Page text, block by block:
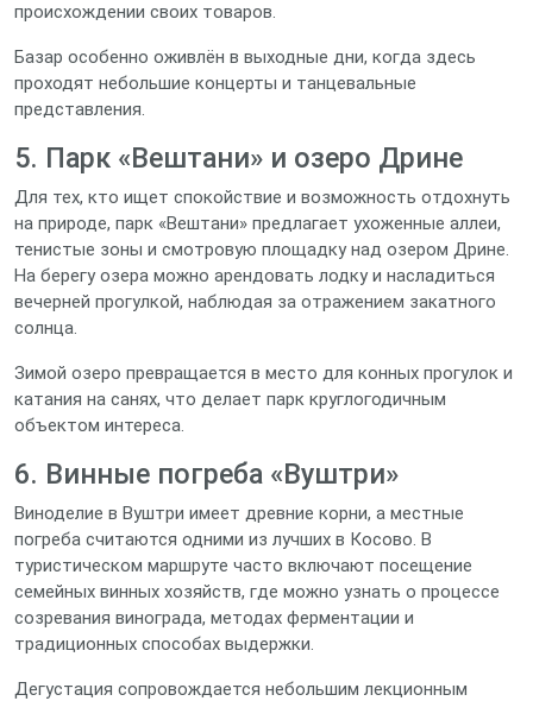
происхождении своих товаров.
Базар особенно оживлён в выходные дни, когда здесь
проходят небольшие концерты и танцевальные
представления.
5. Парк «Вештани» и озеро Дрине
Для тех, кто ищет спокойствие и возможность отдохнуть
на природе, парк «Вештани» предлагает ухоженные аллеи,
тенистые зоны и смотровую площадку над озером Дрине.
На берегу озера можно арендовать лодку и насладиться
вечерней прогулкой, наблюдая за отражением закатного
солнца.
Зимой озеро превращается в место для конных прогулок и
катания на санях, что делает парк круглогодичным
объектом интереса.
6. Винные погреба «Вуштри»
Виноделие в Вуштри имеет древние корни, а местные
погреба считаются одними из лучших в Косово. В
туристическом маршруте часто включают посещение
семейных винных хозяйств, где можно узнать о процессе
созревания винограда, методах ферментации и
традиционных способах выдержки.
Дегустация сопровождается небольшим лекционным